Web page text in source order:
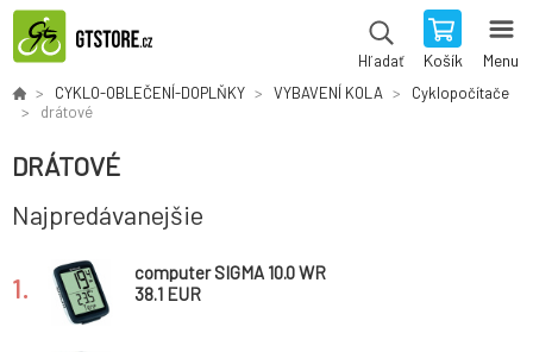
Hľadať Košík Menu
CYKLO-OBLEČENÍ-DOPLŇKY VYBAVENÍ KOLA
Cyklopočítače
drátové
DRÁTOVÉ
Najpredávanejšie
1.
computer SIGMA 10.0 WR
38.1 EUR